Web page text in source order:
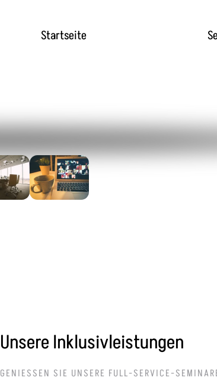
Startseite
Unsere Inklusivleistungen
GENIESSEN SIE UNSERE FULL-SERVICE-SEMINARE